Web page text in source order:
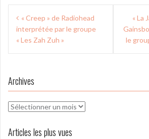
Navigation
de
l’article
« Creep » de Radiohead
interprétée par le groupe
« Les Zah Zuh »
« La
le
Archives
Archives
Articles les plus vues